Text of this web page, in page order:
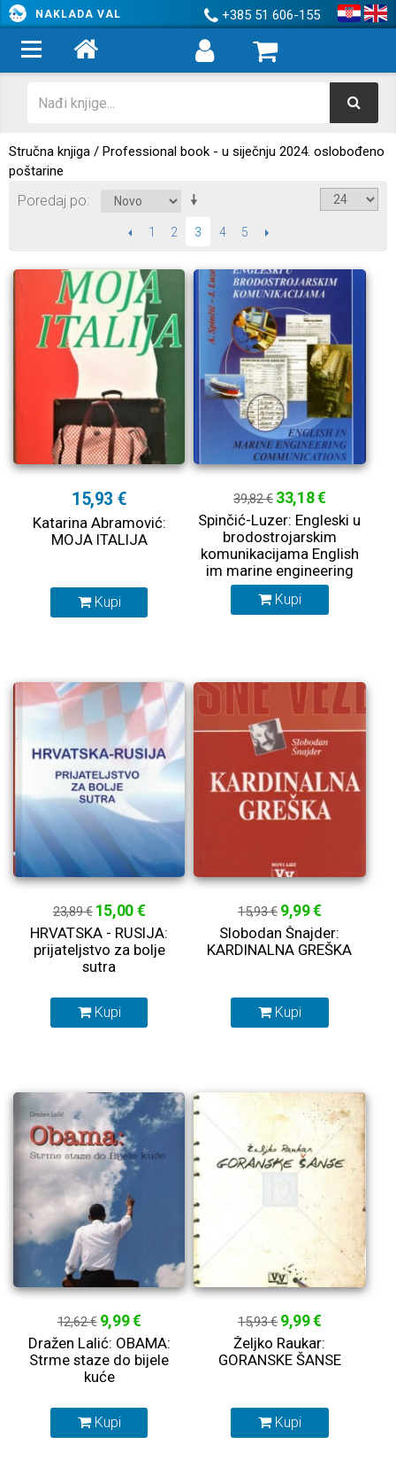
NAKLADA VAL +385 51 606-155
Stručna knjiga / Professional book - u siječnju 2024. oslobođeno
poštarine
Poredaj po
PRETHODNI
1 2 3 4 5 SLIJEDEĆI
15,93 €
Katarina Abramović:
MOJA ITALIJA
Kupi
39,82 € 33,18 €
Spinčić-Luzer: Engleski u
brodostrojarskim
komunikacijama English
im marine engineering
communications
Kupi
23,89 € 15,00 €
HRVATSKA - RUSIJA:
prijateljstvo za bolje
sutra
Kupi
15,93 € 9,99 €
Slobodan Šnajder:
KARDINALNA GREŠKA
Kupi
12,62 € 9,99 €
Dražen Lalić: OBAMA:
Strme staze do bijele
kuće
Kupi
15,93 € 9,99 €
Željko Raukar:
GORANSKE ŠANSE
Kupi